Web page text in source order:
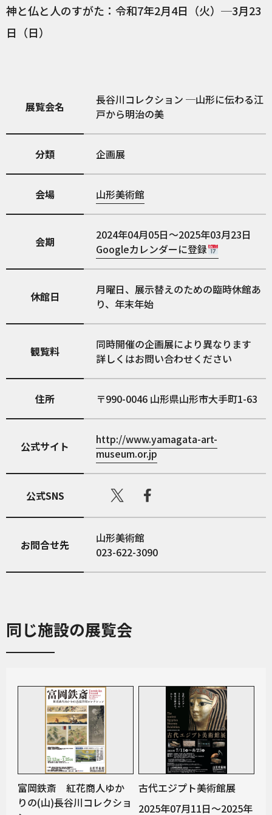
神と仏と人のすがた：令和7年2月4日（火）─3月23
日（日）
展覧会名
長谷川コレクション ─山形に伝わる江
戸から明治の美
分類 企画展
会場 山形美術館
会期
2024年04月05日～2025年03月23日
Googleカレンダーに登録
休館日
月曜日、展示替えのための臨時休館あ
り、年末年始
観覧料
同時開催の企画展により異なります
詳しくはお問い合わせください
住所 990-0046 山形県山形市大手町1-63
公式サイト
http://www.yamagata-art-
museum.or.jp
公式SNS
お問合せ先
山形美術館
023-622-3090
同じ施設の展覧会
富岡鉄斎 紅花商人ゆか
りの(山)長谷川コレクショ
古代エジプト美術館展
2025年07月11日～2025年